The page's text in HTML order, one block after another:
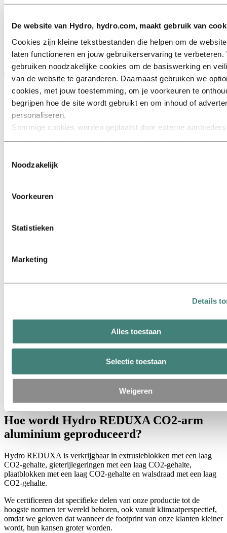
De website van Hydro, hydro.com, maakt gebruik van
Cookies zijn kleine tekstbestanden die helpen om de
laten functioneren en jouw gebruikerservaring te verbeteren.
gebruiken noodzakelijke cookies om de basiswerking en
van de website te garanderen. Daarnaast gebruiken we
cookies, met jouw toestemming, om je voorkeuren te
begrijpen hoe de site wordt gebruikt en om inhoud of
personaliseren.
Sommige cookies worden geplaatst door externe
verzamelen, combineren met andere informatie die je aan
een third‑party cookie is de Verwerkingsverantwoordelijke
verzameld. In de lijst hieronder kun je zien welke derden dit
Noodzakelijk
Voorkeuren
Statistieken
Marketing
Details
Alles toestaan
Selectie toestaan
Weigeren
Hydro REDUXA is ons merk van CO2-arm aluminium. Door
hernieuwbare energie uit water (waterkracht) en windenergie te
gebruiken, kunnen we schoner aluminium produceren, waardoor de
CO2-footprint per kg aluminium wordt teruggebracht tot 4,0, wat
Hoe wordt Hydro REDUXA CO2-arm
aluminium geproduceerd?
Hydro REDUXA is verkrijgbaar in extrusieblokken met een laag
CO2-gehalte, gieterijlegeringen met een laag CO2-gehalte,
plaatblokken met een laag CO2-gehalte en walsdraad met een laag
CO2-gehalte.
We certificeren dat specifieke delen van onze productie tot de
hoogste normen ter wereld behoren, ook vanuit klimaatperspectief,
omdat we geloven dat wanneer de footprint van onze klanten kleiner
wordt, hun kansen groter worden.